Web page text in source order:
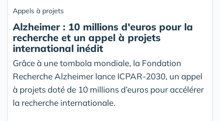
Appels à projets
Alzheimer : 10 millions d'euros pour la
recherche et un appel à projets
international inédit
Grâce à une tombola mondiale, la Fondation
Recherche Alzheimer lance ICPAR-2030, un appel
à projets doté de 10 millions d’euros pour accélérer
la recherche internationale.